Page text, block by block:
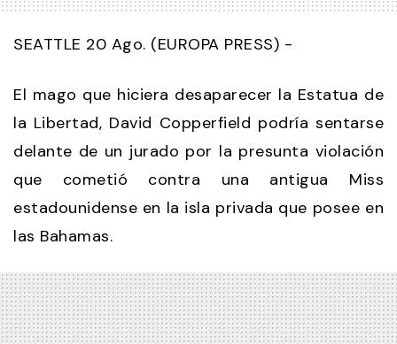
SEATTLE 20 Ago. (EUROPA PRESS) -
El mago que hiciera desaparecer la Estatua de
la Libertad, David Copperfield podría sentarse
delante de un jurado por la presunta violación
que cometió contra una antigua Miss
estadounidense en la isla privada que posee en
las Bahamas.